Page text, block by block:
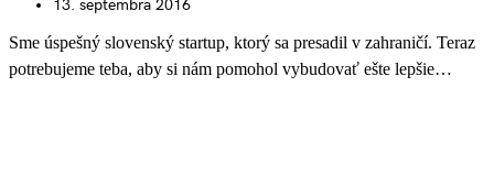
13. septembra 2016
Sme úspešný slovenský startup, ktorý sa presadil v zahraničí. Teraz
potrebujeme teba, aby si nám pomohol vybudovať ešte lepšie…